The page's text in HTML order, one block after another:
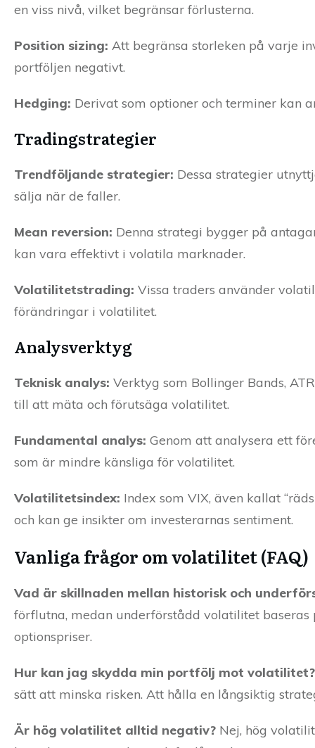
en viss nivå, vilket begränsar förlusterna.
Position sizing: Att begränsa storleken på varje
portföljen negativt.
Hedging: Derivat som optioner och terminer kan
Tradingstrategier
Trendföljande strategier: Dessa strategier
sälja när de faller.
Mean reversion: Denna strategi bygger på
kan vara effektivt i volatila marknader.
Volatilitetstrading: Vissa traders använder
förändringar i volatilitet.
Analysverktyg
Teknisk analys: Verktyg som Bollinger Bands,
till att mäta och förutsäga volatilitet.
Fundamental analys: Genom att analysera ett
som är mindre känsliga för volatilitet.
Volatilitetsindex: Index som VIX, även kallat
och kan ge insikter om investerarnas sentiment.
Vanliga frågor om volatilitet (FAQ)
Vad är skillnaden mellan historisk och
förflutna, medan underförstådd volatilitet
optionspriser.
Hur kan jag skydda min portfölj mot volatilitet?
sätt att minska risken. Att hålla en långsiktig
Är hög volatilitet alltid negativ? Nej, hög